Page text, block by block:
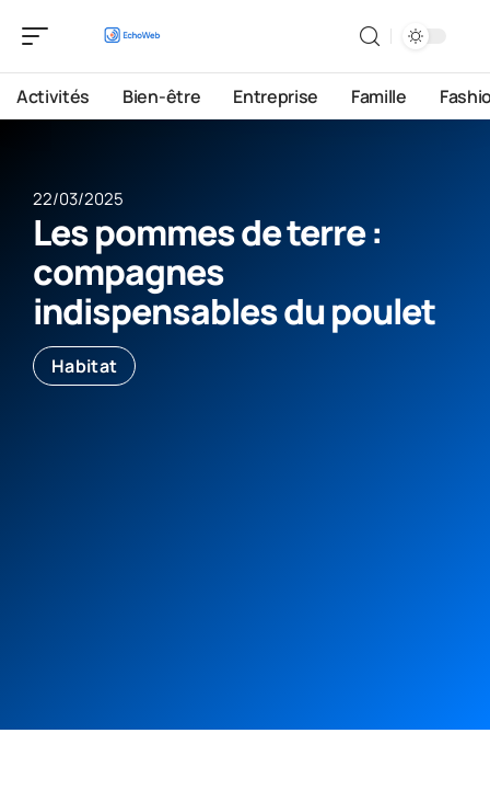
Activités Bien-être Entreprise Famille
22/03/2025
Les pommes de terre :
compagnes
indispensables du poulet
Habitat